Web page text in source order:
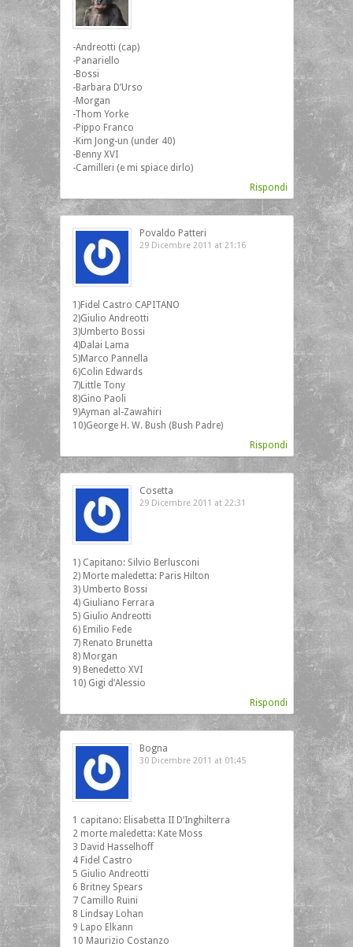
‎-Andreotti (cap)
-Panariello
-Bossi
-Barbara D’Urso
-Morgan
-Thom Yorke
-Pippo Franco
-Kim Jong-un (under 40)
-Benny XVI
-Camilleri (e mi spiace dirlo)
Rispondi
Povaldo Patteri
29 Dicembre 2011 at 21:16
1)Fidel Castro CAPITANO
2)Giulio Andreotti
3)Umberto Bossi
4)Dalai Lama
5)Marco Pannella
6)Colin Edwards
7)Little Tony
8)Gino Paoli
9)Ayman al-Zawahiri
10)George H. W. Bush (Bush Padre)
Rispondi
Cosetta
29 Dicembre 2011 at 22:31
1) Capitano: Silvio Berlusconi
2) Morte maledetta: Paris Hilton
3) Umberto Bossi
4) Giuliano Ferrara
5) Giulio Andreotti
6) Emilio Fede
7) Renato Brunetta
8) Morgan
9) Benedetto XVI
10) Gigi d’Alessio
Rispondi
Bogna
30 Dicembre 2011 at 01:45
1 capitano: Elisabetta II D’Inghilterra
2 morte maledetta: Kate Moss
3 David Hasselhoff
4 Fidel Castro
5 Giulio Andreotti
6 Britney Spears
7 Camillo Ruini
8 Lindsay Lohan
9 Lapo Elkann
10 Maurizio Costanzo